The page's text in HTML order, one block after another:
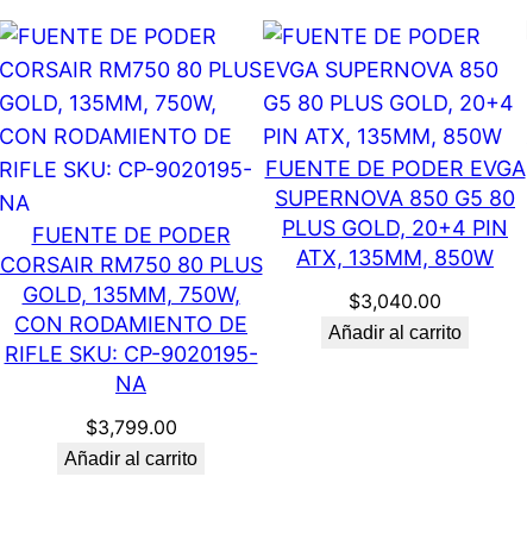
FUENTE DE PODER
CORSAIR RM750 80 PLUS
GOLD, 135MM, 750W,
CON RODAMIENTO DE
RIFLE SKU: CP-9020195-
NA
$3,799.00
Añadir al carrito
FUENTE DE PODER EVGA
SUPERNOVA 850 G5 80
PLUS GOLD, 20+4 PIN
ATX, 135MM, 850W
$3,040.00
Añadir al carrito